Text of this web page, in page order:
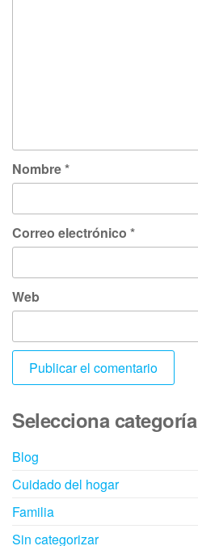
Nombre*
Correo electrónico *
Web
Selecciona categoría
Blog
Cuidado del hogar
Familia
Sin categorizar